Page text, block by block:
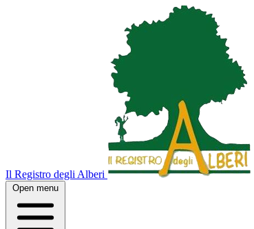
Il Registro degli Alberi
Open menu